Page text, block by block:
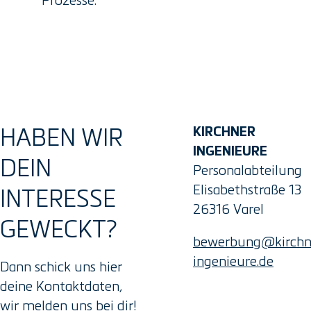
HABEN WIR
DEIN
INTERESSE
GEWECKT?
Dann schick uns hier
deine Kontaktdaten,
wir melden uns bei dir!
KIRCHNER
INGENIEURE
Personalabteilung
Elisabethstraße 13
26316 Varel
ingenieure.de